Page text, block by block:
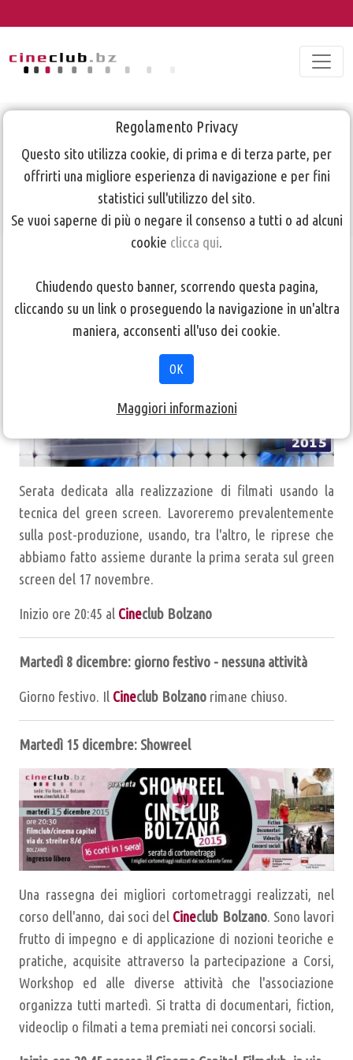
Regolamento Privacy
Questo sito utilizza cookie, di prima e di terza parte, per
offrirti una migliore esperienza di navigazione e per fini
statistici sull'utilizzo del sito.
Se vuoi saperne di più o negare il consenso a tutti o ad alcuni
cookie clicca qui.
Chiudendo questo banner, scorrendo questa pagina,
cliccando su un link o proseguendo la navigazione in un'altra
maniera, acconsenti all'uso dei cookie.
OK
Maggiori informazioni
Attività
dicembre 2015
TORNA ALLA PAGINA PRECEDENTE
Martedì 1 dicembre: Serata tecnica "Green Screen"
Serata dedicata alla realizzazione di filmati usando la
tecnica del green screen. Lavoreremo prevalentemente
sulla post-produzione, usando, tra l'altro, le riprese che
abbiamo fatto assieme durante la prima serata sul green
screen del 17 novembre.
Inizio ore 20:45 al Cineclub Bolzano
Martedì 8 dicembre: giorno festivo - nessuna attività
Giorno festivo. Il Cineclub Bolzano rimane chiuso.
Martedì 15 dicembre: Showreel
Una rassegna dei migliori cortometraggi realizzati, nel
corso dell'anno, dai soci del Cineclub Bolzano. Sono lavori
frutto di impegno e di applicazione di nozioni teoriche e
pratiche, acquisite attraverso la partecipazione a Corsi,
Workshop ed alle diverse attività che l'associazione
organizza tutti martedì. Si tratta di documentari, fiction,
videoclip o filmati a tema premiati nei concorsi sociali.